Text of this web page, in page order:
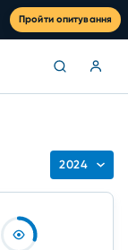
Пройти опитування
2024